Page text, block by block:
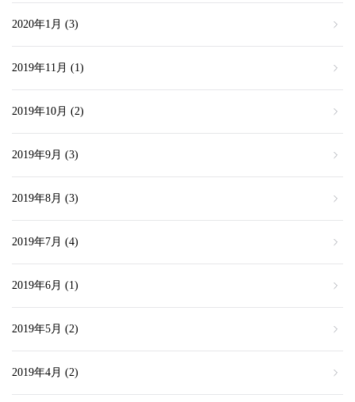
2020年1月 (3)
2019年11月 (1)
2019年10月 (2)
2019年9月 (3)
2019年8月 (3)
2019年7月 (4)
2019年6月 (1)
2019年5月 (2)
2019年4月 (2)